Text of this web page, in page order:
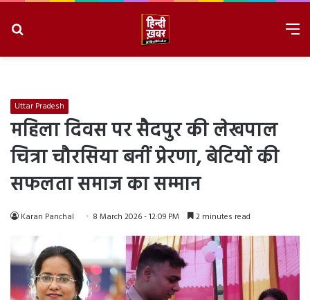
Uttar Pradesh
महिला दिवस पर सैदपुर की लेखपाल
चित्रा चौरसिया बनीं प्रेरणा, बेटियों की
सफलता समाज का सम्मान
Karan Panchal 8 March 2026 - 12:09 PM 2 minutes read